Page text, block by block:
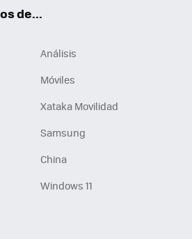
de...
Análisis
Móviles
Xataka Movilidad
Samsung
China
Windows 11